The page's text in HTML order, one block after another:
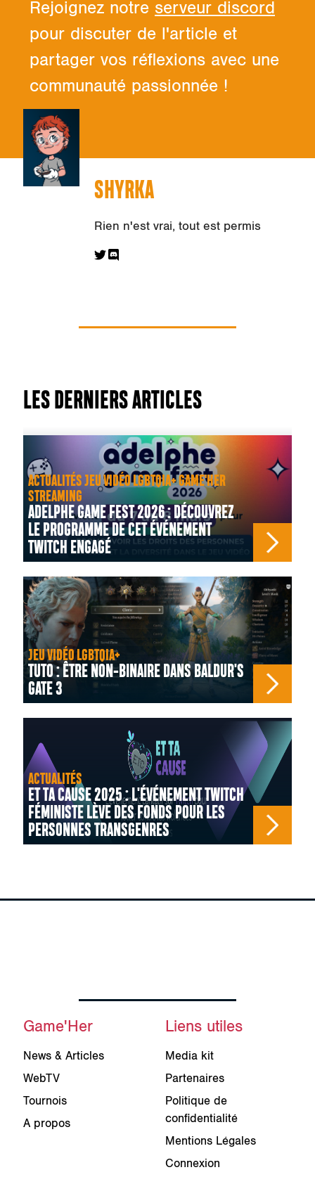
Rejoignez notre serveur discord
pour discuter de l'article et
partager vos réflexions avec une
communauté passionnée !
SHYRKA
Rien n'est vrai, tout est permis
LES DERNIERS ARTICLES
ACTUALITÉS JEU VIDÉO LGBTQIA+ GAME'HER
STREAMING
ADELPHE GAME FEST 2026 : DÉCOUVREZ
LE PROGRAMME DE CET ÉVÉNEMENT
TWITCH ENGAGÉ
JEU VIDÉO LGBTQIA+
TUTO : ÊTRE NON-BINAIRE DANS BALDUR'S
GATE 3
ACTUALITÉS
ET TA CAUSE 2025 : L'ÉVÉNEMENT TWITCH
FÉMINISTE LÈVE DES FONDS POUR LES
PERSONNES TRANSGENRES
Game'Her
News & Articles
WebTV
Tournois
A propos
Liens utiles
Media kit
Partenaires
Politique de
confidentialité
Mentions Légales
Connexion